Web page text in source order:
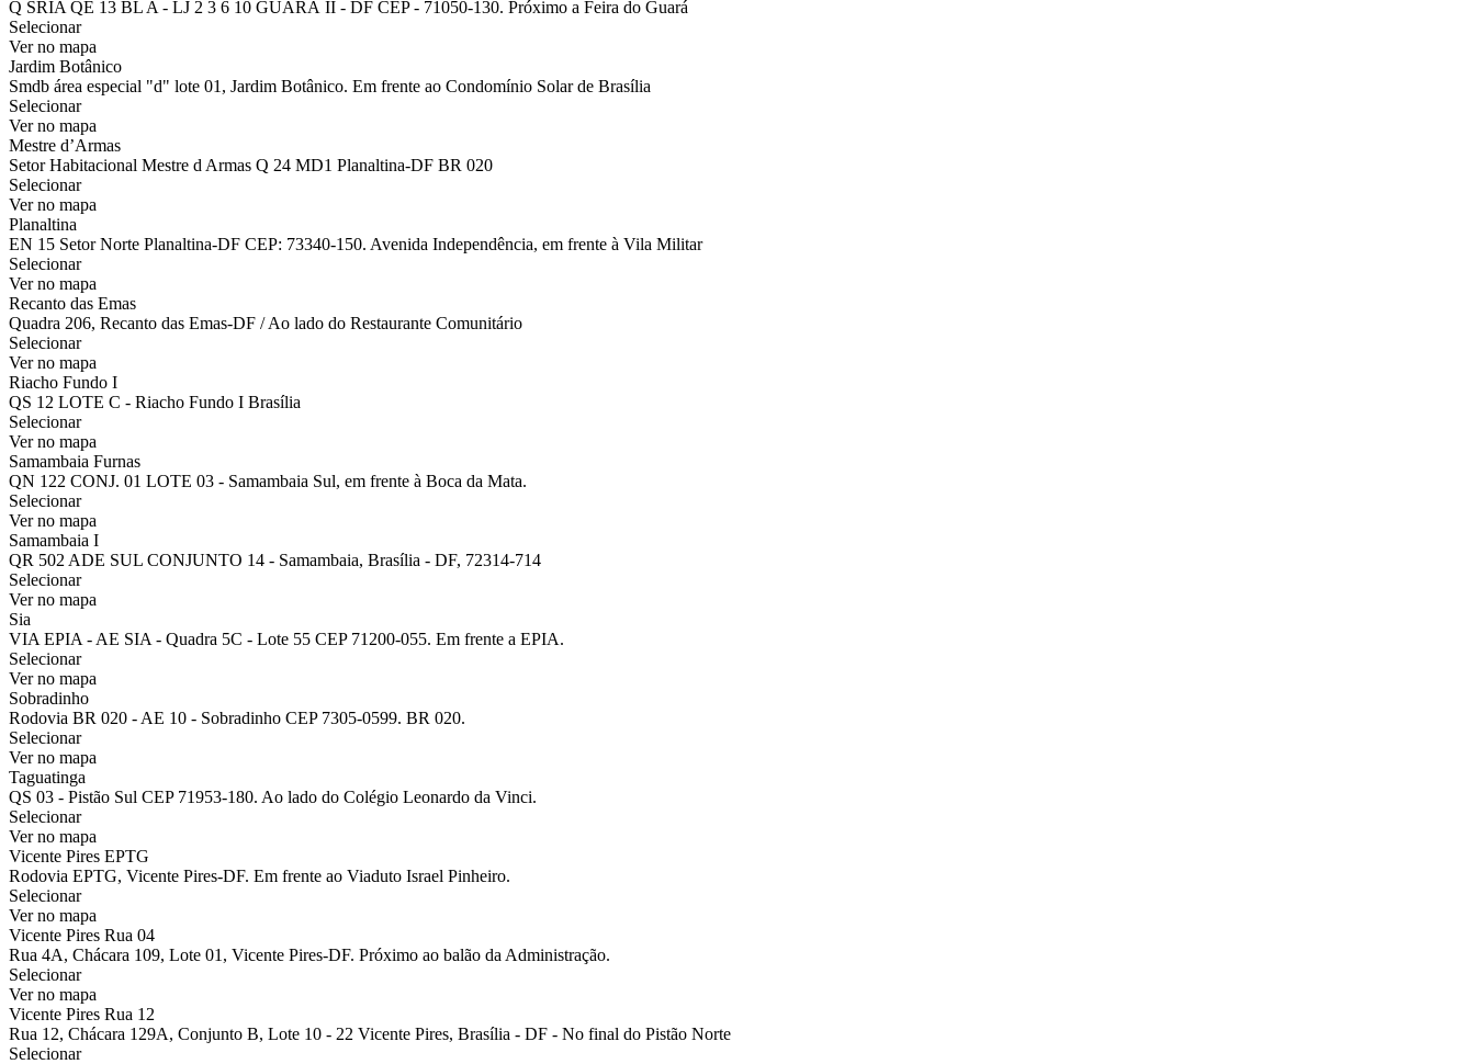
Q SRIA QE 13 BL A - LJ 2 3 6 10 GUARÁ II - DF CEP - 71050-130. Próximo a Feira do Guará
Selecionar
Ver no mapa
Jardim Botânico
Smdb área especial "d" lote 01, Jardim Botânico. Em frente ao Condomínio Solar de Brasília
Selecionar
Ver no mapa
Mestre d’Armas
Setor Habitacional Mestre d Armas Q 24 MD1 Planaltina-DF BR 020
Selecionar
Ver no mapa
Planaltina
EN 15 Setor Norte Planaltina-DF CEP: 73340-150. Avenida Independência, em frente à Vila Militar
Selecionar
Ver no mapa
Recanto das Emas
Quadra 206, Recanto das Emas-DF / Ao lado do Restaurante Comunitário
Selecionar
Ver no mapa
Riacho Fundo I
QS 12 LOTE C - Riacho Fundo I Brasília
Selecionar
Ver no mapa
Samambaia Furnas
QN 122 CONJ. 01 LOTE 03 - Samambaia Sul, em frente à Boca da Mata.
Selecionar
Ver no mapa
Samambaia I
QR 502 ADE SUL CONJUNTO 14 - Samambaia, Brasília - DF, 72314-714
Selecionar
Ver no mapa
Sia
VIA EPIA - AE SIA - Quadra 5C - Lote 55 CEP 71200-055. Em frente a EPIA.
Selecionar
Ver no mapa
Sobradinho
Rodovia BR 020 - AE 10 - Sobradinho CEP 7305-0599. BR 020.
Selecionar
Ver no mapa
Taguatinga
QS 03 - Pistão Sul CEP 71953-180. Ao lado do Colégio Leonardo da Vinci.
Selecionar
Ver no mapa
Vicente Pires EPTG
Rodovia EPTG, Vicente Pires-DF. Em frente ao Viaduto Israel Pinheiro.
Selecionar
Ver no mapa
Vicente Pires Rua 04
Rua 4A, Chácara 109, Lote 01, Vicente Pires-DF. Próximo ao balão da Administração.
Selecionar
Ver no mapa
Vicente Pires Rua 12
Rua 12, Chácara 129A, Conjunto B, Lote 10 - 22 Vicente Pires, Brasília - DF - No final do Pistão Norte
Selecionar